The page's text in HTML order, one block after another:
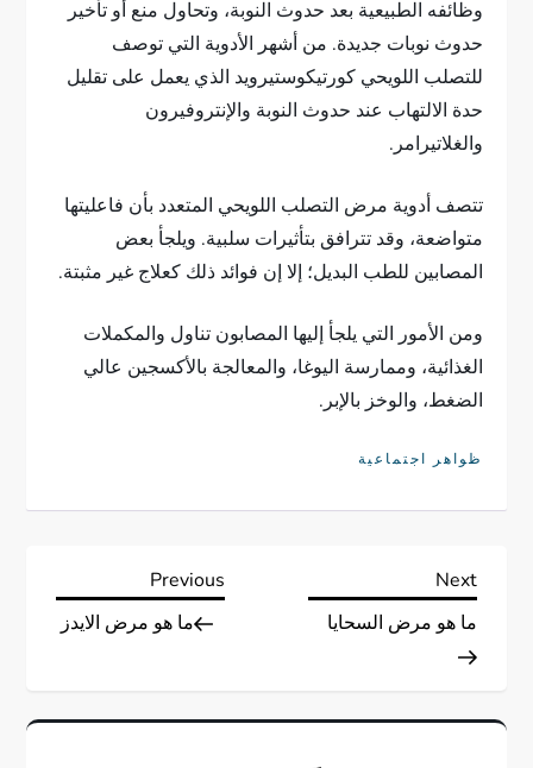
وظائفه الطبيعية بعد حدوث النوبة، وتحاول منع أو تأخير
حدوث نوبات جديدة. من أشهر الأدوية التي توصف
للتصلب اللويحي كورتيكوستيرويد الذي يعمل على تقليل
حدة الالتهاب عند حدوث النوبة والإنتروفيرون
والغلاتيرامر.
تتصف أدوية مرض التصلب اللويحي المتعدد بأن فاعليتها
متواضعة، وقد تترافق بتأثيرات سلبية. ويلجأ بعض
المصابين للطب البديل؛ إلا إن فوائد ذلك كعلاج غير مثبتة.
ومن الأمور التي يلجأ إليها المصابون تناول والمكملات
الغذائية، وممارسة اليوغا، والمعالجة بالأكسجين عالي
الضغط، والوخز بالإبر.
ظواهر اجتماعية
ت
ص
Previous
Post
Previous
ما هو مرض الايدز
Next
Post
Next
ما هو مرض السحايا